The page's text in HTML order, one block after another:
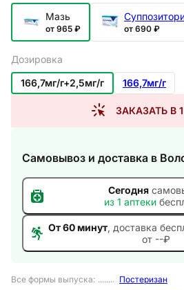
Все формы выпуска:
Постеризан
Мазь
от 965 ₽ от 690 ₽
Дозировка
166,7мг/г+2,5мг/г
166,7мг/г
ЗАКАЗАТЬ В
Самовывоз и доставка в
Сегодня
из 1 аптеки
От 60 минут, доставка
от --₽